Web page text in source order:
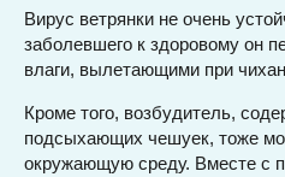
Вирус ветрянки не очень
заболевшего к здоровому он
влаги, вылетающими при
Кроме того, возбудитель,
подсыхающих чешуек, тоже
окружающую среду. Вместе с